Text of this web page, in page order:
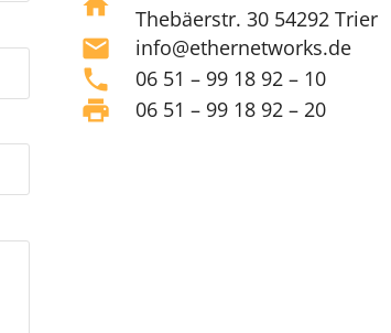
Thebäerstr. 30 54292 Trier
mail info@ethernetworks.de
phone 06 51 – 99 18 92 – 10
print 06 51 – 99 18 92 – 20